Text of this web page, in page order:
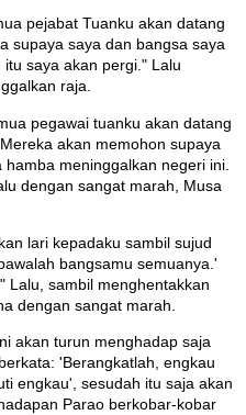
pejabat Tuanku akan datang
supaya saya dan bangsa saya
saya akan pergi." Lalu
raja.
pegawai tuanku akan datang
akan memohon supaya
meninggalkan negeri ini.
dengan sangat marah, Musa
lari kepadaku sambil sujud
bangsamu semuanya.'
Lalu, sambil menghentakkan
dengan sangat marah.
akan turun menghadap saja
'Berangkatlah, engkau
engkau', sesudah itu saja akan
Parao berkobar-kobar